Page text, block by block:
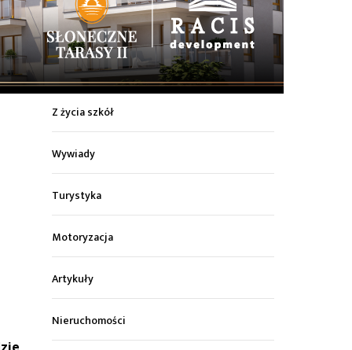
Kultura
Wiadomości z regionu
Z życia szkół
Wywiady
Turystyka
Motoryzacja
Artykuły
Nieruchomości